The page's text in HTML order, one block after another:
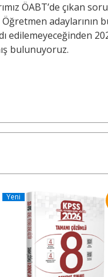
ÖABT’de çıkan
adaylarının
edilemeyeceğinden
bulunuyoruz.
Yeni